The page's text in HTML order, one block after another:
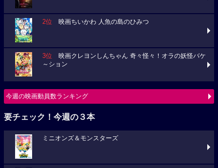
2位 映画ちいかわ 人魚の島のひみつ
3位 映画クレヨンしんちゃん 奇々怪々！オラの妖怪バケ
～ション
今週の映画動員数ランキング
要チェック！今週の３本
ミニオンズ＆モンスターズ